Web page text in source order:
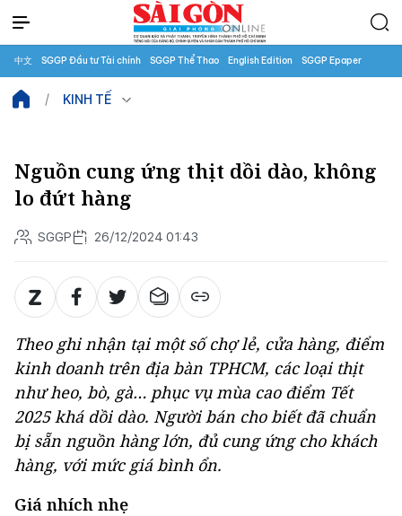
中文 SGGP Đầu tư Tài chính SGGP Thể Thao English Edition SGGP Epaper
KINH TẾ
Nguồn cung ứng thịt dồi dào, không
lo đứt hàng
SGGP 26/12/2024 01:43
Theo ghi nhận tại một số chợ lẻ, cửa hàng, điểm
kinh doanh trên địa bàn TPHCM, các loại thịt
như heo, bò, gà… phục vụ mùa cao điểm Tết
2025 khá dồi dào. Người bán cho biết đã chuẩn
bị sẵn nguồn hàng lớn, đủ cung ứng cho khách
hàng, với mức giá bình ổn.
Giá nhích nhẹ